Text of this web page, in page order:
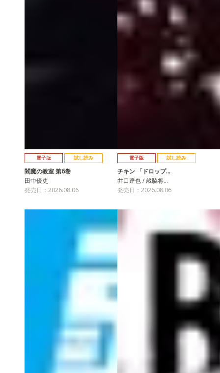
電子版 試し読み
閻魔の教室 第6巻
田中優吏
発売日：2026.08.06
電子版 試し読み
チキン 「ドロップ…
井口達也 / 歳脇将…
発売日：2026.08.06